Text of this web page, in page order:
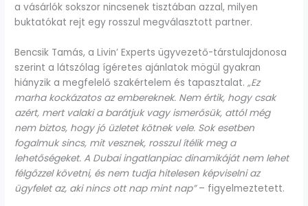
a vásárlók sokszor nincsenek tisztában azzal, milyen
buktatókat rejt egy rosszul megválasztott partner.
Bencsik Tamás, a Livin’ Experts ügyvezető-társtulajdonosa
szerint a látszólag ígéretes ajánlatok mögül gyakran
hiányzik a megfelelő szakértelem és tapasztalat.„Ez
marha kockázatos az embereknek. Nem értik, hogy csak
azért, mert valaki a barátjuk vagy ismerősük, attól még
nem biztos, hogy jó üzletet kötnek vele. Sok esetben
fogalmuk sincs, mit vesznek, rosszul ítélik meg a
lehetőségeket. A Dubai ingatlanpiac dinamikáját nem lehet
félgőzzel követni, és nem tudja hitelesen képviselni az
ügyfelet az, aki nincs ott nap mint nap”– figyelmeztetett.